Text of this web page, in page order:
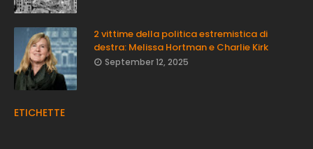
2 vittime della politica estremistica di
destra: Melissa Hortman e Charlie Kirk
September 12, 2025
ETICHETTE